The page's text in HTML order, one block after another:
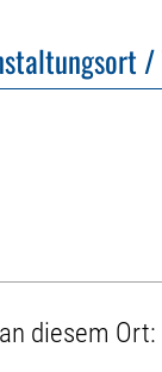
diesem Ort: